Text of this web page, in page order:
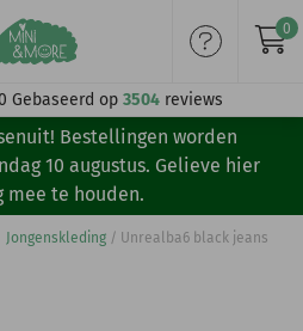
Gebaseerd op 3504 reviews
0
Bestellingen worden
10 augustus. Gelieve hier
mee te houden.
Jongenskleding / Unrealba6 black jeans